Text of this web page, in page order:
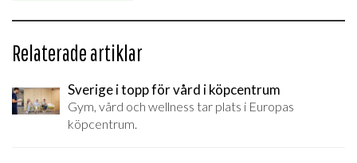
Relaterade artiklar
Sverige i topp för vård i köpcentrum
Gym, vård och wellness tar plats i Europas
köpcentrum.